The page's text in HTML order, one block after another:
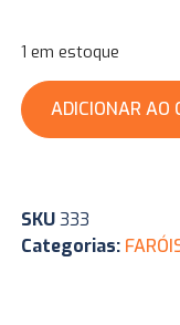
1 em estoque
ADICIONAR AO
SKU333
Categorias: